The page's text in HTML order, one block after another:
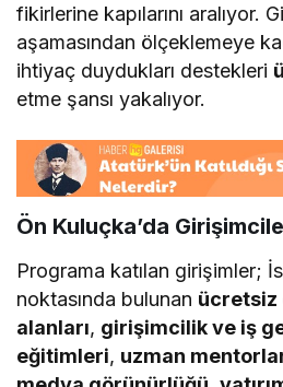
fikirlerine kapılarını aralıyor.
aşamasından ölçeklemeye
ihtiyaç duydukları destekleri
etme şansı yakalıyor.
Ön Kuluçka’da
Programa katılan girişimler;
noktasında bulunan ücretsiz
alanları, girişimcilik ve iş
eğitimleri, uzman